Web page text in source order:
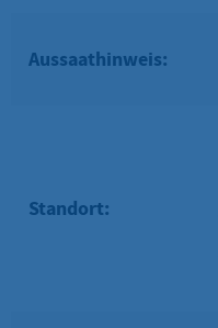
Aussaathinweis:
Standort: